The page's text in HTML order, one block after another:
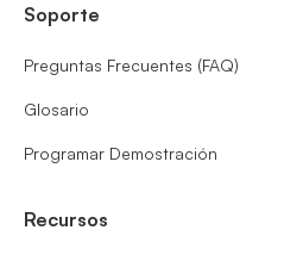
Soporte
Preguntas Frecuentes (FAQ)
Glosario
Programar Demostración
Recursos